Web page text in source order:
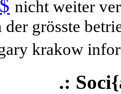
nicht weiter
der grösste
krakow
.: